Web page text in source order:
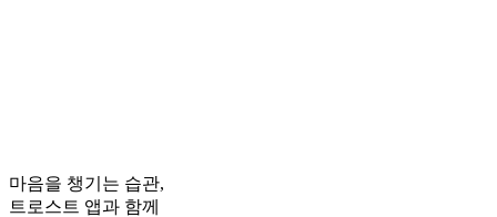
마음을 챙기는 습관,
트로스트 앱과 함께